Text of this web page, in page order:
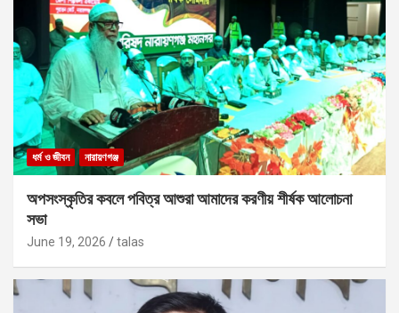
ধর্ম ও জীবন নারায়ণগঞ্জ
অপসংস্কৃতির কবলে পবিত্র আশুরা আমাদের করণীয় শীর্ষক আলোচনা
সভা
June 19, 2026 talas